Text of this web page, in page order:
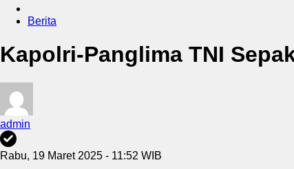
Berita
Kapolri-Panglima TNI
admin
Rabu, 19 Maret 2025 - 11:52 WIB